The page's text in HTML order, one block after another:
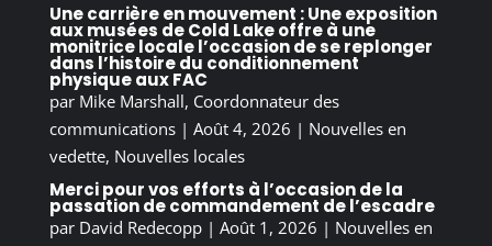
Une carrière en mouvement : Une exposition
aux musées de Cold Lake offre à une
monitrice locale l’occasion de se replonger
dans l’histoire du conditionnement
physique aux FAC
par Mike Marshall, Coordonnateur des
communications| Août 4, 2026 | Nouvelles en
vedette, Nouvelles locales
Merci pour vos efforts à l’occasion de la
passation de commandement de l’escadre
par David Redecopp| Août 1, 2026 | Nouvelles en